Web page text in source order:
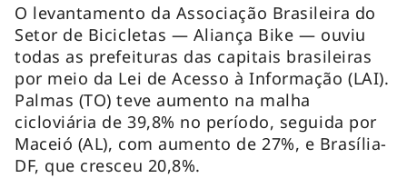
O levantamento da Associação Brasileira do
Setor de Bicicletas — Aliança Bike — ouviu
todas as prefeituras das capitais brasileiras
por meio da Lei de Acesso à Informação (LAI).
Palmas (TO) teve aumento na malha
cicloviária de 39,8% no período, seguida por
Maceió (AL), com aumento de 27%, e Brasília-
DF, que cresceu 20,8%.